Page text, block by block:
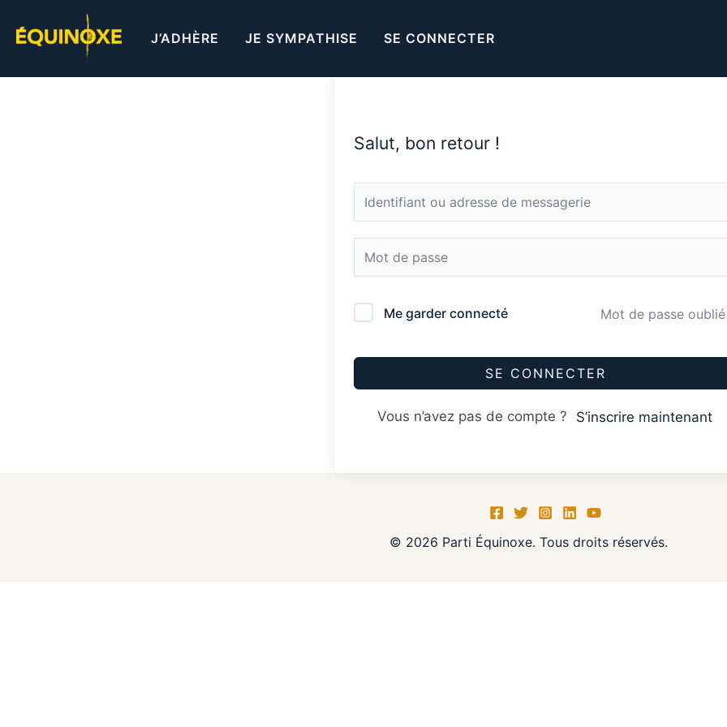
J’ADHÈRE JE SYMPATHISE SE CONNECTER
Salut, bon retour !
Me garder connecté Mot de passe
SE CONNECTER
Vous n’avez pas de compte ? S’inscrire maintenant
© 2026 Parti Équinoxe. Tous droits réservés.